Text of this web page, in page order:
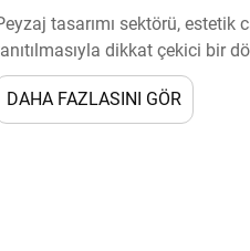
tasarımı sektörü,
dikkat çekici bir
çatı teknolojisi de...
DAHA FAZLASINI GÖR